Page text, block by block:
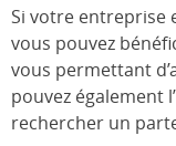
Si votre entreprise
vous pouvez
vous permettant
pouvez également
rechercher un